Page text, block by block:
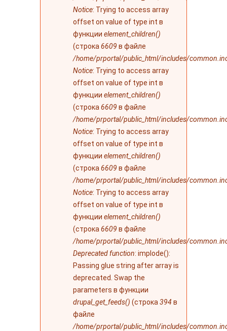
Notice: Trying to access array
offset on value of type int в
функции element_children()
(строка 6609 в файле
/home/prportal/public_html/includes/
Notice: Trying to access array
offset on value of type int в
функции element_children()
(строка 6609 в файле
/home/prportal/public_html/includes/
Notice: Trying to access array
offset on value of type int в
функции element_children()
(строка 6609 в файле
/home/prportal/public_html/includes/
Notice: Trying to access array
offset on value of type int в
функции element_children()
(строка 6609 в файле
/home/prportal/public_html/includes/
Deprecated function: implode():
Passing glue string after array is
deprecated. Swap the
parameters в функции
drupal_get_feeds() (строка 394в
файле
/home/prportal/public_html/includes/